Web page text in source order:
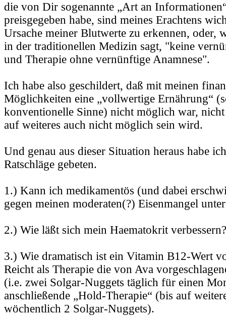
die von Dir sogenannte „Art an
preisgegeben habe, sind meines Erachtens
Ursache meiner Blutwerte zu erkennen, oder,
in der traditionellen Medizin sagt, "keine
und Therapie ohne vernünftige Anamnese".
Ich habe also geschildert, daß mit meinen
Möglichkeiten eine „vollwertige Ernährung“
konventionelle Sinne) nicht möglich war,
auf weiteres auch nicht möglich sein wird.
Und genau aus dieser Situation heraus habe
Ratschläge gebeten.
1.) Kann ich medikamentös (und dabei
gegen meinen moderaten(?) Eisenmangel
2.) Wie läßt sich mein Haematokrit verbessern?
3.) Wie dramatisch ist ein Vitamin B12-Wert
Reicht als Therapie die von Ava
(i.e. zwei Solgar-Nuggets täglich für einen
anschließende „Hold-Therapie“ (bis auf
wöchentlich 2 Solgar-Nuggets).